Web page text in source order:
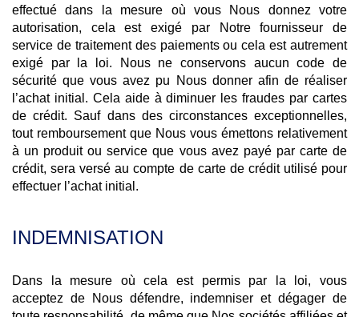
effectué dans la mesure où vous Nous donnez votre
autorisation, cela est exigé par Notre fournisseur de
service de traitement des paiements ou cela est autrement
exigé par la loi. Nous ne conservons aucun code de
sécurité que vous avez pu Nous donner afin de réaliser
l’achat initial. Cela aide à diminuer les fraudes par cartes
de crédit. Sauf dans des circonstances exceptionnelles,
tout remboursement que Nous vous émettons relativement
à un produit ou service que vous avez payé par carte de
crédit, sera versé au compte de carte de crédit utilisé pour
effectuer l’achat initial.
INDEMNISATION
Dans la mesure où cela est permis par la loi, vous
acceptez de Nous défendre, indemniser et dégager de